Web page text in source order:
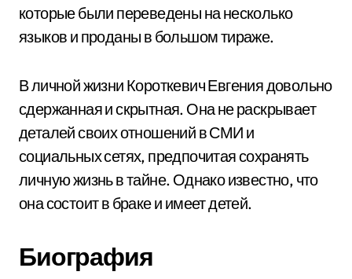
которые были переведены на несколько
языков и проданы в большом тираже.
В личной жизни Короткевич Евгения довольно
сдержанная и скрытная. Она не раскрывает
деталей своих отношений в СМИ и
социальных сетях, предпочитая сохранять
личную жизнь в тайне. Однако известно, что
она состоит в браке и имеет детей.
Биография